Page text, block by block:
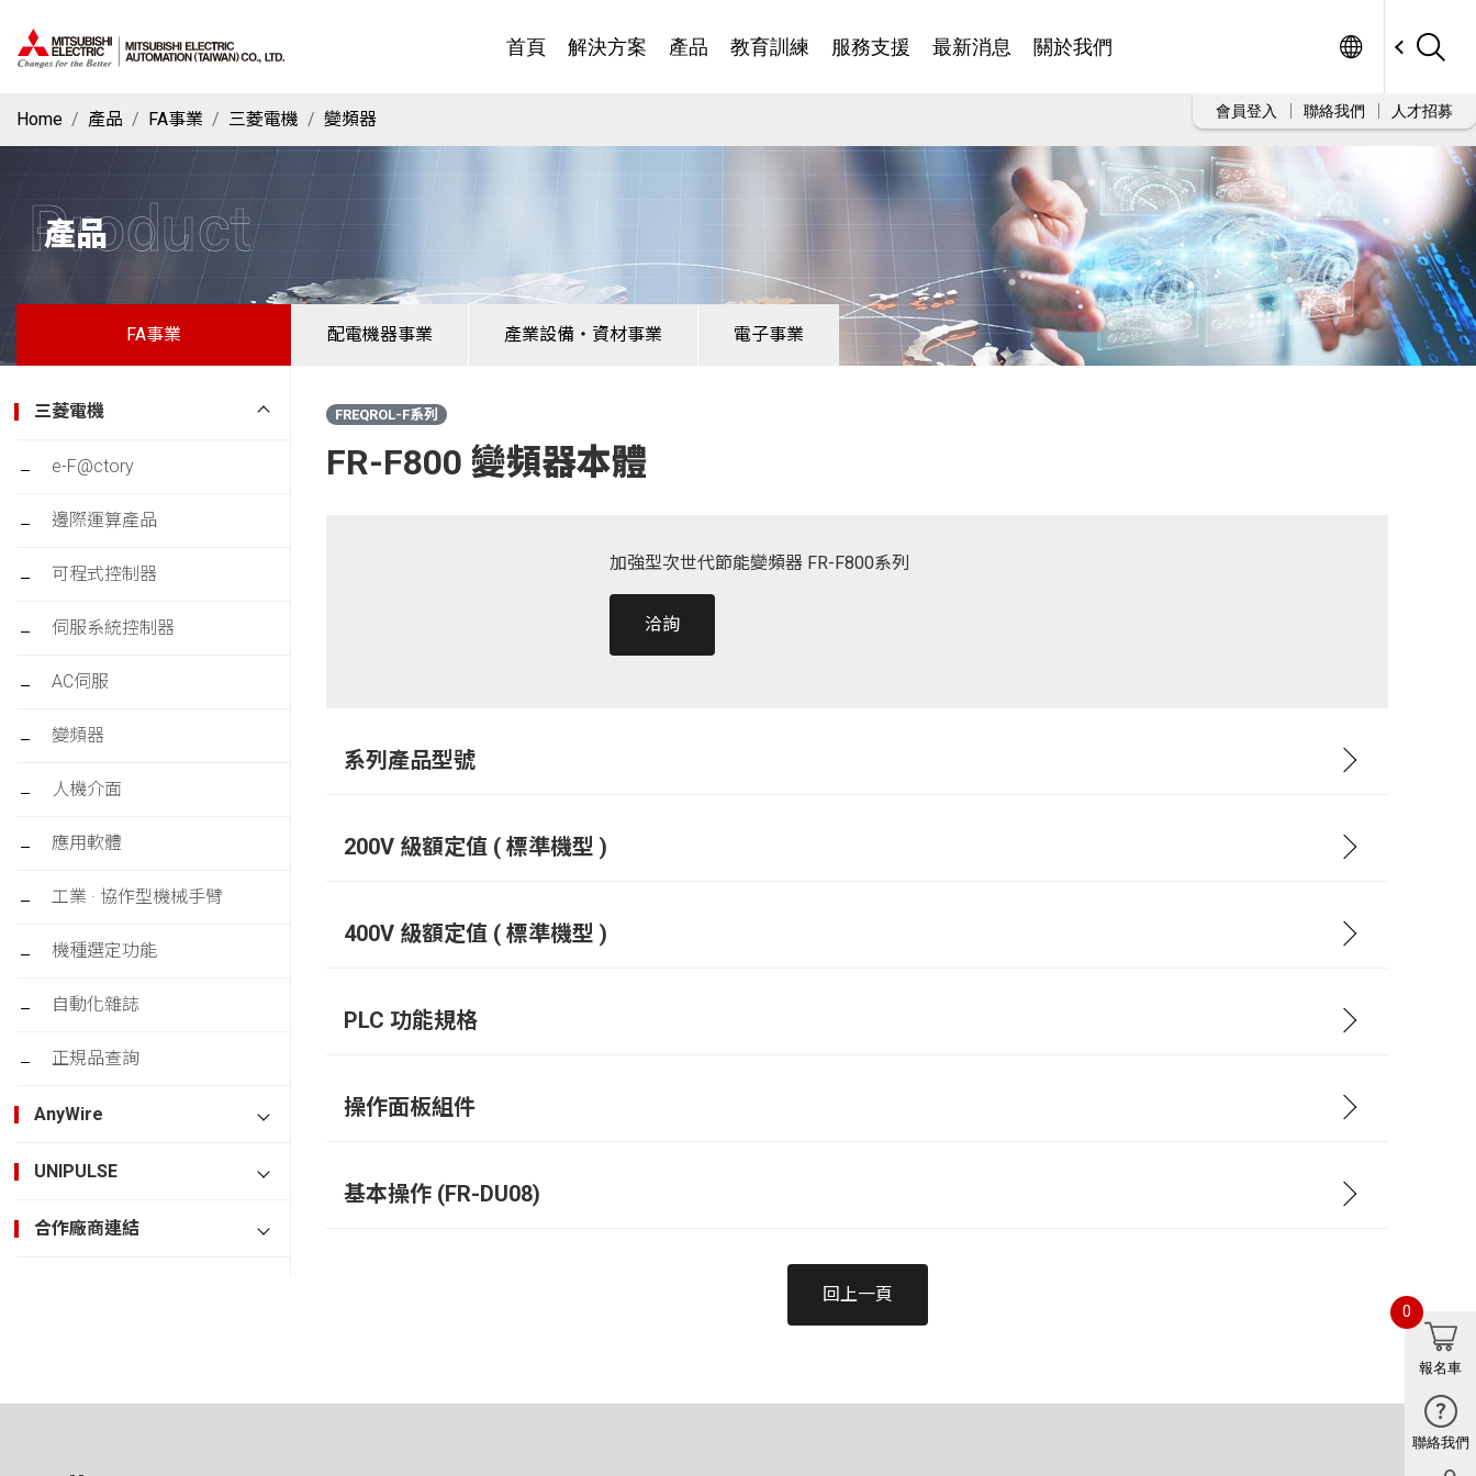
首頁 解決方案 產品 教育訓練 服務支援 最新消息 關於我們
會員登入 聯絡我們 人才招募
Home 產品 FA事業 三菱電機 變頻器
產品
Product
FA事業 配電機器事業 產業設備・資材事業 電子事業
三菱電機
e-F@ctory
邊際運算產品
可程式控制器
伺服系統控制器
AC伺服
變頻器
人機介面
應用軟體
工業 · 協作型機械手臂
機種選定功能
自動化雜誌
正規品查詢
AnyWire
UNIPULSE
合作廠商連結
FREQROL-F系列
FR-F800 變頻器本體
加強型次世代節能變頻器 FR-F800系列
洽詢
系列產品型號
200V 級額定值 ( 標準機型 )
400V 級額定值 ( 標準機型 )
PLC 功能規格
操作面板組件
基本操作 (FR-DU08)
回上一頁
報名車
0
聯絡我們